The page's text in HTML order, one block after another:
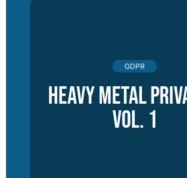
GDPR
Heavy Metal
vol. 1